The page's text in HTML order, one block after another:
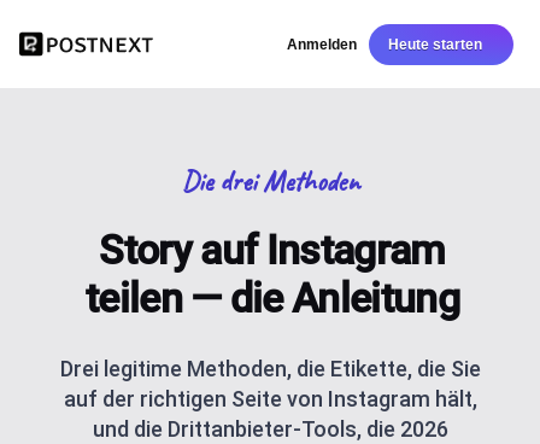
Anmelden Heute starten
Die drei Methoden
Story auf Instagram
teilen — die Anleitung
Drei legitime Methoden, die Etikette, die Sie
auf der richtigen Seite von Instagram hält,
und die Drittanbieter-Tools, die 2026